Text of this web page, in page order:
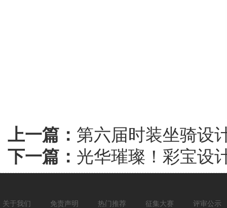
上一篇： 第六届时装坐骑设
下一篇： 光华璀璨！彩宝设
关于我们 免责声明 热门推荐 征集大赛 评审公示